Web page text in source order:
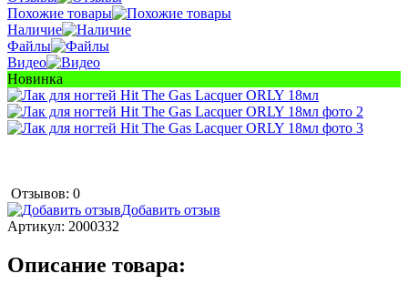
Похожие товары
Наличие
Файлы
Видео
Новинка
Отзывов: 0
Добавить отзыв
Артикул: 2000332
Описание товара: